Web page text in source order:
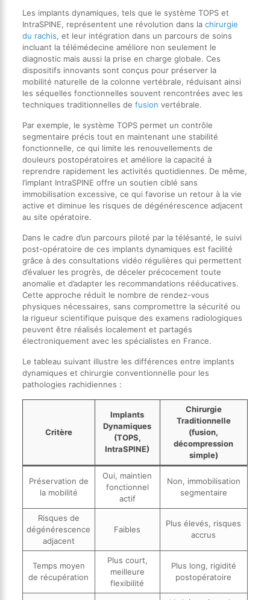
Les implants dynamiques, tels que le système TOPS et
IntraSPINE, représentent une révolution dans la chirurgie
du rachis, et leur intégration dans un parcours de soins
incluant la télémédecine améliore non seulement le
diagnostic mais aussi la prise en charge globale. Ces
dispositifs innovants sont conçus pour préserver la
mobilité naturelle de la colonne vertébrale, réduisant ainsi
les séquelles fonctionnelles souvent rencontrées avec les
techniques traditionnelles de fusion vertébrale.
Par exemple, le système TOPS permet un contrôle
segmentaire précis tout en maintenant une stabilité
fonctionnelle, ce qui limite les renouvellements de
douleurs postopératoires et améliore la capacité à
reprendre rapidement les activités quotidiennes. De même,
l’implant IntraSPINE offre un soutien ciblé sans
immobilisation excessive, ce qui favorise un retour à la vie
active et diminue les risques de dégénérescence adjacent
au site opératoire.
Dans le cadre d’un parcours piloté par la télésanté, le suivi
post-opératoire de ces implants dynamiques est facilité
grâce à des consultations vidéo régulières qui permettent
d’évaluer les progrès, de déceler précocement toute
anomalie et d’adapter les recommandations rééducatives.
Cette approche réduit le nombre de rendez-vous
physiques nécessaires, sans compromettre la sécurité ou
la rigueur scientifique puisque des examens radiologiques
peuvent être réalisés localement et partagés
électroniquement avec les spécialistes en France.
Le tableau suivant illustre les différences entre implants
dynamiques et chirurgie conventionnelle pour les
pathologies rachidiennes :
Critère
Implants
Dynamiques
(TOPS,
IntraSPINE)
Chirurgie
Traditionnelle
(fusion,
décompression
simple)
Préservation de
la mobilité
Oui, maintien
fonctionnel
actif
Non, immobilisation
segmentaire
Risques de
dégénérescence
adjacent
Faibles
Plus élevés, risques
accrus
Temps moyen
de récupération
Plus court,
meilleure
flexibilité
Plus long, rigidité
postopératoire